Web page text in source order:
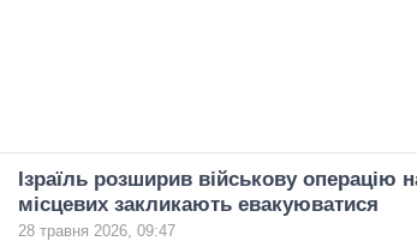
Ізраїль розширив військову операцію
місцевих закликають евакуюватися
28 травня 2026, 09:47